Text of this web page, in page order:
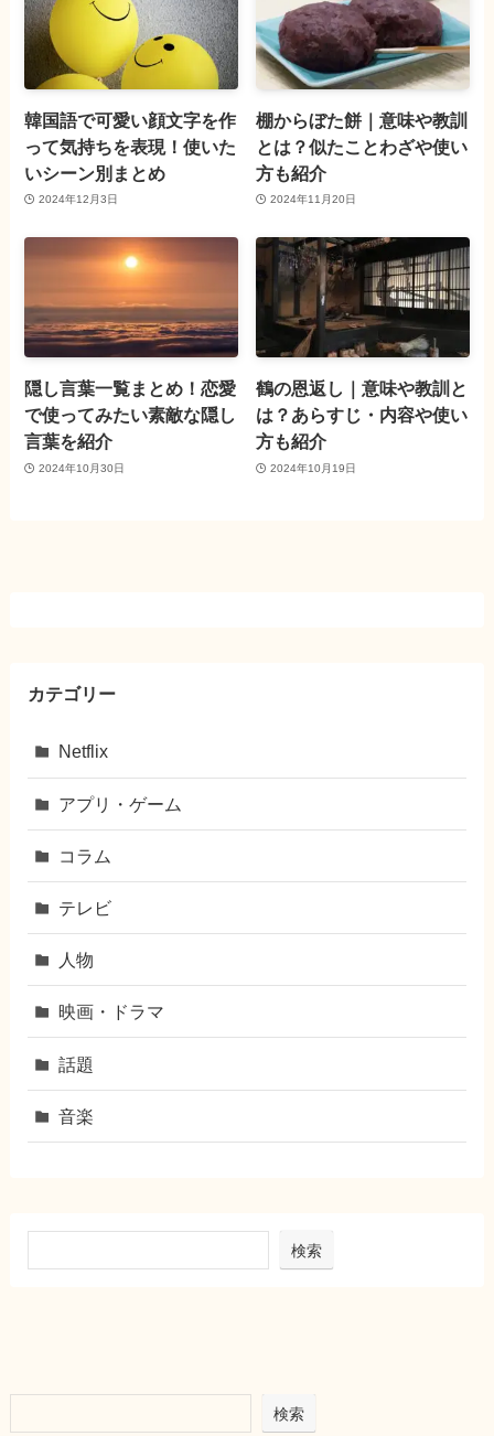
韓国語で可愛い顔文字を作
って気持ちを表現！使いた
いシーン別まとめ
2024年12月3日
棚からぼた餅｜意味や教訓
とは？似たことわざや使い
方も紹介
2024年11月20日
隠し言葉一覧まとめ！恋愛
で使ってみたい素敵な隠し
言葉を紹介
2024年10月30日
鶴の恩返し｜意味や教訓と
は？あらすじ・内容や使い
方も紹介
2024年10月19日
カテゴリー
Netflix
アプリ・ゲーム
コラム
テレビ
人物
映画・ドラマ
話題
音楽
検索
検索